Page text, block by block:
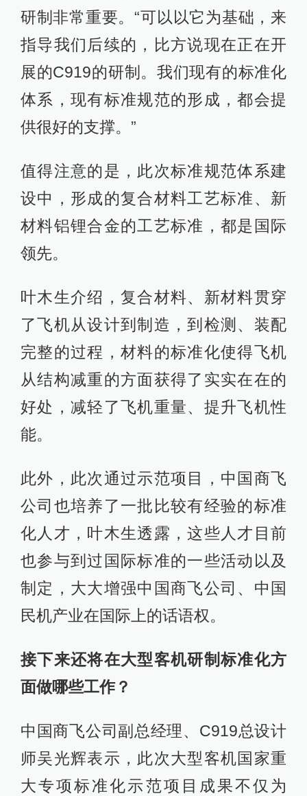
研制非常重要。“可以以它为基础，来
指导我们后续的，比方说现在正在开
展的C919的研制。我们现有的标准化
体系，现有标准规范的形成，都会提
供很好的支撑。”
值得注意的是，此次标准规范体系建
设中，形成的复合材料工艺标准、新
材料铝锂合金的工艺标准，都是国际
领先。
叶木生介绍，复合材料、新材料贯穿
了飞机从设计到制造，到检测、装配
完整的过程，材料的标准化使得飞机
从结构减重的方面获得了实实在在的
好处，减轻了飞机重量、提升飞机性
能。
此外，此次通过示范项目，中国商飞
公司也培养了一批比较有经验的标准
化人才，叶木生透露，这些人才目前
也参与到过国际标准的一些活动以及
制定，大大增强中国商飞公司、中国
民机产业在国际上的话语权。
接下来还将在大型客机研制标准化方
面做哪些工作？
中国商飞公司副总经理、C919总设计
师吴光辉表示，此次大型客机国家重
大专项标准化示范项目成果不仅为